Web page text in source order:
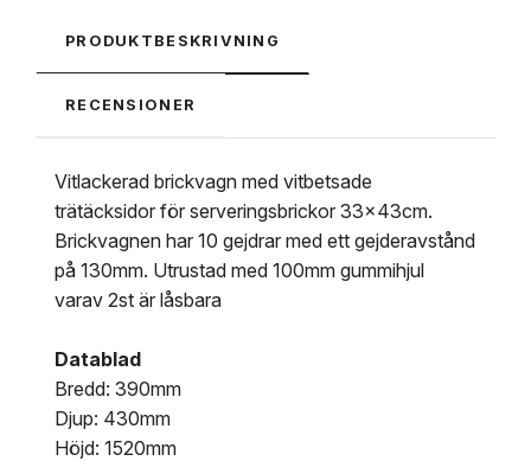
PRODUKTBESKRIVNING
RECENSIONER
Vitlackerad brickvagn med vitbetsade
trätäcksidor för serveringsbrickor 33x43cm.
Brickvagnen har 10 gejdrar med ett gejderavstånd
på 130mm. Utrustad med 100mm gummihjul
varav 2st är låsbara
Datablad
Bredd: 390mm
Djup: 430mm
Höjd: 1520mm